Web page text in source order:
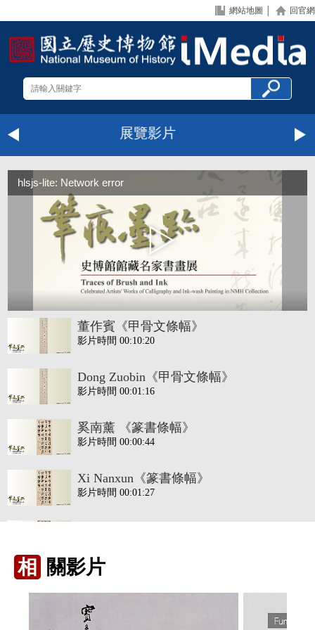
網站地圖 回官網
展覽影片
hlsjs-lite: Network error
董作賓《甲骨文條幅》
影片時間 00:10:20
Dong Zuobin《甲骨文條幅》
影片時間 00:01:16
奚南薰 《篆書條幅》
影片時間 00:00:44
Xi Nanxun《篆書條幅》
影片時間 00:01:27
Chang Leong-Yien《隸書條幅》
影片時間 00:01:25
相 關影片